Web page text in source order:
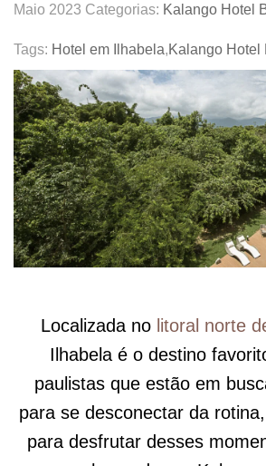
Maio 2023 Categorias: Kalango Hotel
Tags: Hotel em Ilhabela,Kalango Hotel
Localizada no litoral norte
Ilhabela é o destino
paulistas que estão em
para se desconectar da
para desfrutar desses